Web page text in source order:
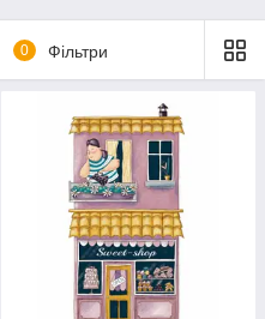
0 Фільтри